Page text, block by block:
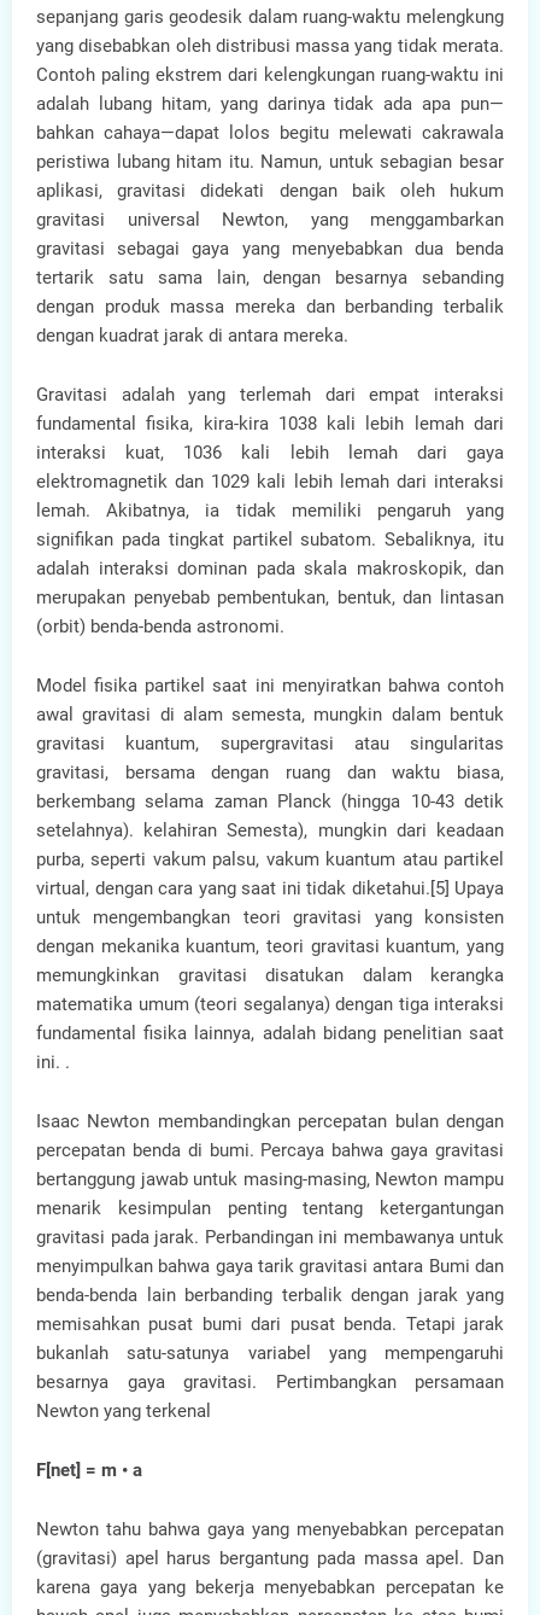
sepanjang garis geodesik dalam ruang-waktu melengkung
yang disebabkan oleh distribusi massa yang tidak merata.
Contoh paling ekstrem dari kelengkungan ruang-waktu ini
adalah lubang hitam, yang darinya tidak ada apa pun—
bahkan cahaya—dapat lolos begitu melewati cakrawala
peristiwa lubang hitam itu. Namun, untuk sebagian besar
aplikasi, gravitasi didekati dengan baik oleh hukum
gravitasi universal Newton, yang menggambarkan
gravitasi sebagai gaya yang menyebabkan dua benda
tertarik satu sama lain, dengan besarnya sebanding
dengan produk massa mereka dan berbanding terbalik
dengan kuadrat jarak di antara mereka.
Gravitasi adalah yang terlemah dari empat interaksi
fundamental fisika, kira-kira 1038 kali lebih lemah dari
interaksi kuat, 1036 kali lebih lemah dari gaya
elektromagnetik dan 1029 kali lebih lemah dari interaksi
lemah. Akibatnya, ia tidak memiliki pengaruh yang
signifikan pada tingkat partikel subatom. Sebaliknya, itu
adalah interaksi dominan pada skala makroskopik, dan
merupakan penyebab pembentukan, bentuk, dan lintasan
(orbit) benda-benda astronomi.
Model fisika partikel saat ini menyiratkan bahwa contoh
awal gravitasi di alam semesta, mungkin dalam bentuk
gravitasi kuantum, supergravitasi atau singularitas
gravitasi, bersama dengan ruang dan waktu biasa,
berkembang selama zaman Planck (hingga 10-43 detik
setelahnya). kelahiran Semesta), mungkin dari keadaan
purba, seperti vakum palsu, vakum kuantum atau partikel
virtual, dengan cara yang saat ini tidak diketahui.[5] Upaya
untuk mengembangkan teori gravitasi yang konsisten
dengan mekanika kuantum, teori gravitasi kuantum, yang
memungkinkan gravitasi disatukan dalam kerangka
matematika umum (teori segalanya) dengan tiga interaksi
fundamental fisika lainnya, adalah bidang penelitian saat
ini. .
Isaac Newton membandingkan percepatan bulan dengan
percepatan benda di bumi. Percaya bahwa gaya gravitasi
bertanggung jawab untuk masing-masing, Newton mampu
menarik kesimpulan penting tentang ketergantungan
gravitasi pada jarak. Perbandingan ini membawanya untuk
menyimpulkan bahwa gaya tarik gravitasi antara Bumi dan
benda-benda lain berbanding terbalik dengan jarak yang
memisahkan pusat bumi dari pusat benda. Tetapi jarak
bukanlah satu-satunya variabel yang mempengaruhi
besarnya gaya gravitasi. Pertimbangkan persamaan
Newton yang terkenal
F[net] = m • a
Newton tahu bahwa gaya yang menyebabkan percepatan
(gravitasi) apel harus bergantung pada massa apel. Dan
karena gaya yang bekerja menyebabkan percepatan ke